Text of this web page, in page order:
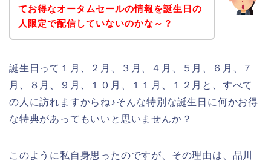
てお得なオータムセールの情報を誕生日の
人限定で配信していないのかな～？
誕生日って１月、２月、３月、４月、５月、６月、７
月、８月、９月、１０月、１１月、１２月と、すべて
の人に訪れますからね♪そんな特別な誕生日に何かお得
な特典があってもいいと思いませんか？
このように私自身思ったのですが、その理由は、品川